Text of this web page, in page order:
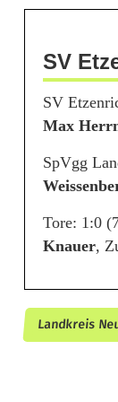
e
g
e
SV
SV
Max
SpVgg
Tore: 1:0
Knauer,
Landkreis